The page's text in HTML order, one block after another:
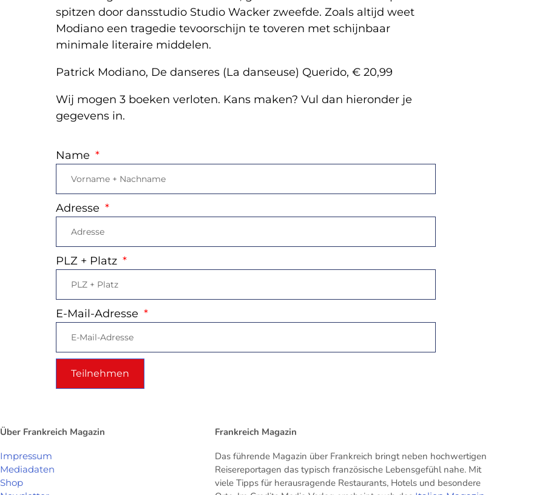
spitzen door dansstudio Studio Wacker zweefde. Zoals altijd weet
Modiano een tragedie tevoorschijn te toveren met schijnbaar
minimale literaire middelen.
Patrick Modiano, De danseres (La danseuse) Querido, € 20,99
Wij mogen 3 boeken verloten. Kans maken? Vul dan hieronder je
gegevens in.
Name
Adresse
PLZ + Platz
E-Mail-Adresse
Teilnehmen
Über Frankreich Magazin
Impressum
Mediadaten
Shop
Frankreich Magazin
Das führende Magazin über Frankreich bringt neben hochwertigen
Reisereportagen das typisch französische Lebensgefühl nahe. Mit
viele Tipps für herausragende Restaurants, Hotels und besondere